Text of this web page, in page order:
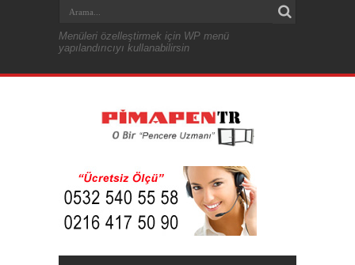
Menüleri özelleştirmek için WP menü
yapılandırıcıyı kullanabilirsin